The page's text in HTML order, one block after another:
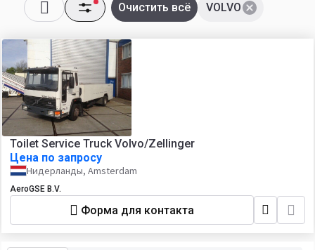
VOLVO
Очистить всё
Toilet Service Truck Volvo/Zellinger
Цена по запросу
Нидерланды, Amsterdam
AeroGSE B.V.
Форма для контакта